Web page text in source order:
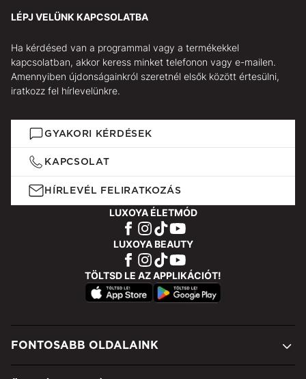
LÉPJ VELÜNK KAPCSOLATBA
Ha kérdésed van a programmal vagy a termékekkel
kapcsolatban, akkor keress minket telefonon vagy e-mailen.
Amennyiben újdonságainkról szeretnél elsők között értesülni,
iratkozz fel hírlevelünkre.
GYAKORI KÉRDÉSEK
KAPCSOLAT
HÍRLEVÉL FELIRATKOZÁS
LUXOYA ÉLETMÓD
LUXOYA BEAUTY
TÖLTSD LE AZ APPLIKÁCIÓT!
FONTOSABB OLDALAINK